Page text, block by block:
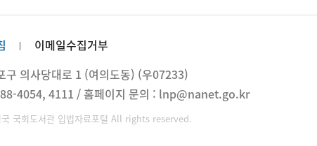
이메일수집거부
구 의사당대로 1 (여의도동) (우07233)
4054, 4111 / 홈페이지 문의 : lnp@nanet.go.kr
국회도서관 입법자료포털 All rights reserved.